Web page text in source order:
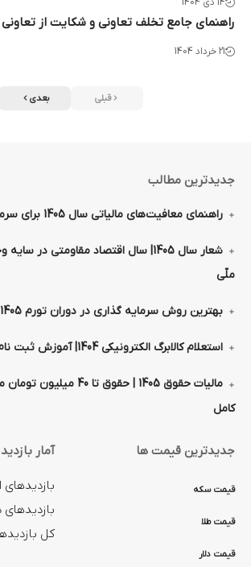
14 دی 1404
راهنمای جامع تخلف تعاونی و شکایت از تعاونی
21 خرداد 1404
قبلی بعدی
جدیدترین مطالب
راهنمای معافیت‌های مالیاتی سال 1405 برای سرمایه گذاران ملکی
شعار سال 1405| سال اقتصاد مقاومتی در
ملّی
بهترین روش سرمایه گذاری در دوران تورم 1405
استعلام کالابرگ الکترونیکی 1404| آموزش ثبت نام روش دوم
مالیات حقوق 1405 | حقوق تا
کامل
جدیدترین قیمت ها
قیمت سکه
قیمت طلا
قیمت دلار
آمار بازدید
بازدیدهای
بازدیدهای
کل